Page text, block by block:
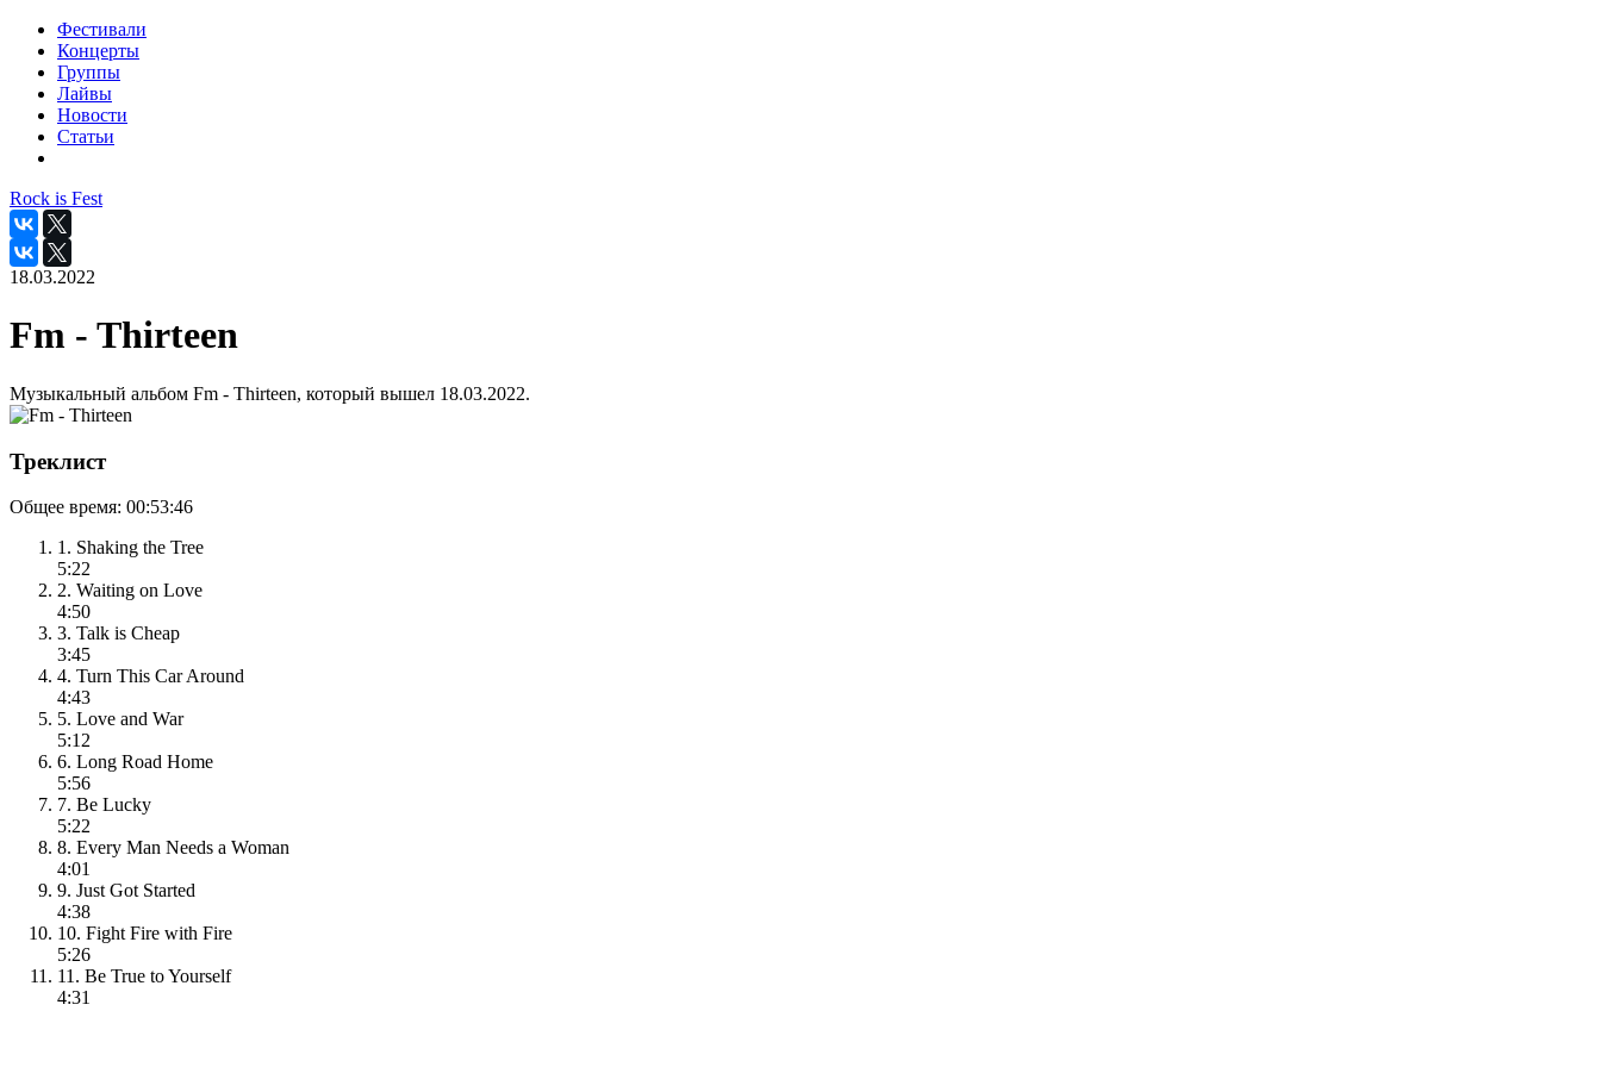
Фестивали
Концерты
Группы
Лайвы
Новости
Статьи
Rock is Fest
18.03.2022
Fm - Thirteen
Музыкальный альбом Fm - Thirteen, который вышел 18.03.2022.
Треклист
Общее время: 00:53:46
1. Shaking the Tree
5:22
2. Waiting on Love
4:50
3. Talk is Cheap
3:45
4. Turn This Car Around
4:43
5. Love and War
5:12
6. Long Road Home
5:56
7. Be Lucky
5:22
8. Every Man Needs a Woman
4:01
9. Just Got Started
4:38
10. Fight Fire with Fire
5:26
11. Be True to Yourself
4:31